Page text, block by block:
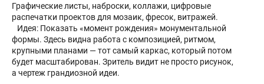
Графические листы, наброски, коллажи, цифровые
распечатки проектов для мозаик, фресок, витражей.
Идея: Показать «момент рождения» монументальной
формы. Здесь видна работа с композицией, ритмом,
крупными планами — тот самый каркас, который потом
будет масштабирован. Зритель видит не просто рисунок,
а чертеж грандиозной идеи.